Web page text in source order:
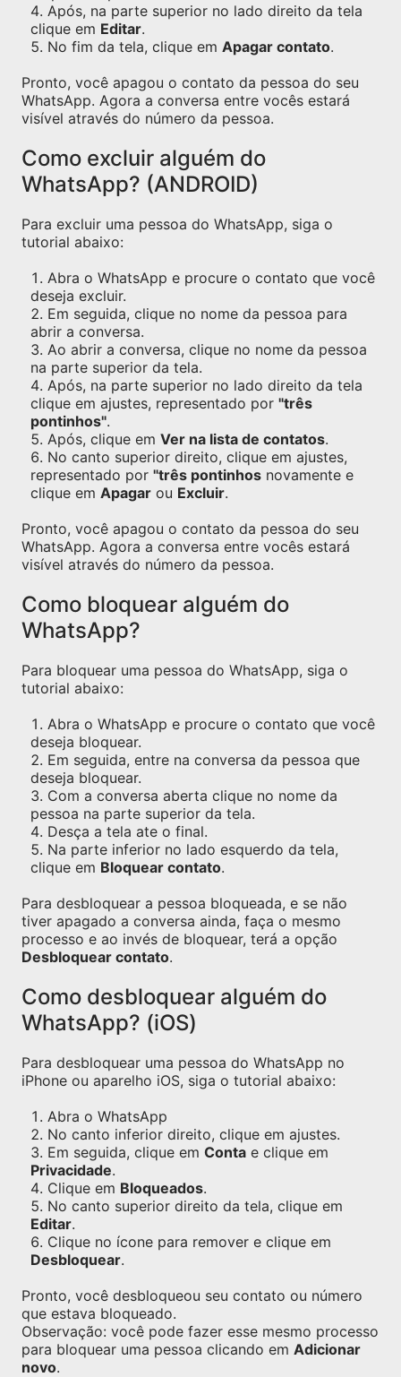
Após, na parte superior no lado direito da tela
clique em Editar.
No fim da tela, clique em Apagar contato.
Pronto, você apagou o contato da pessoa do seu
WhatsApp. Agora a conversa entre vocês estará
visível através do número da pessoa.
Como excluir alguém do
WhatsApp? (ANDROID)
Para excluir uma pessoa do WhatsApp, siga o
tutorial abaixo:
Abra o WhatsApp e procure o contato que você
deseja excluir.
Em seguida, clique no nome da pessoa para
abrir a conversa.
Ao abrir a conversa, clique no nome da pessoa
na parte superior da tela.
Após, na parte superior no lado direito da tela
clique em ajustes, representado por "três
pontinhos".
Após, clique em Ver na lista de contatos.
No canto superior direito, clique em ajustes,
representado por "três pontinhos novamente e
clique em Apagar ou Excluir.
Pronto, você apagou o contato da pessoa do seu
WhatsApp. Agora a conversa entre vocês estará
visível através do número da pessoa.
Como bloquear alguém do
WhatsApp?
Para bloquear uma pessoa do WhatsApp, siga o
tutorial abaixo:
Abra o WhatsApp e procure o contato que você
deseja bloquear.
Em seguida, entre na conversa da pessoa que
deseja bloquear.
Com a conversa aberta clique no nome da
pessoa na parte superior da tela.
Desça a tela ate o final.
Na parte inferior no lado esquerdo da tela,
clique em Bloquear contato.
Para desbloquear a pessoa bloqueada, e se não
tiver apagado a conversa ainda, faça o mesmo
processo e ao invés de bloquear, terá a opção
Desbloquear contato.
Como desbloquear alguém do
WhatsApp? (iOS)
Para desbloquear uma pessoa do WhatsApp no
iPhone ou aparelho iOS, siga o tutorial abaixo:
Abra o WhatsApp
No canto inferior direito, clique em ajustes.
Em seguida, clique em Conta e clique em
Privacidade.
Clique em Bloqueados.
No canto superior direito da tela, clique em
Editar.
Clique no ícone para remover e clique em
Desbloquear.
Pronto, você desbloqueou seu contato ou número
que estava bloqueado.
Observação: você pode fazer esse mesmo processo
para bloquear uma pessoa clicando em Adicionar
novo.